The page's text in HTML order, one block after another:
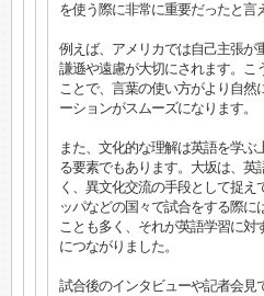
を使う際に非常に重要だったと言
例えば、アメリカでは自己主張が
謙遜や遠慮が大切にされます。こ
ことで、言葉の使い方がより自然
ーションがスムーズになります。
また、文化的な理解は英語を学ぶ
る要素でもあります。大坂は、英
く、異文化交流の手段として捉え
ッパなどの国々で試合をする際に
ことも多く、それが英語学習に対
につながりました。
試合後のインタビューや記者会見